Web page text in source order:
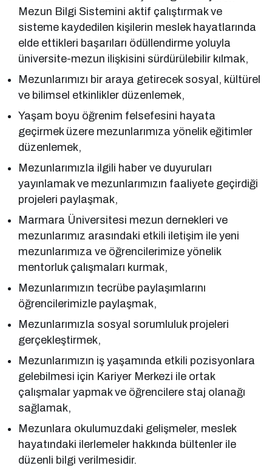
Mezun Bilgi Sistemini aktif çalıştırmak ve
sisteme kaydedilen kişilerin meslek hayatlarında
elde ettikleri başarıları ödüllendirme yoluyla
üniversite-mezun ilişkisini sürdürülebilir kılmak,
Mezunlarımızı bir araya getirecek sosyal, kültürel
ve bilimsel etkinlikler düzenlemek,
Yaşam boyu öğrenim felsefesini hayata
geçirmek üzere mezunlarımıza yönelik eğitimler
düzenlemek,
Mezunlarımızla ilgili haber ve duyuruları
yayınlamak ve mezunlarımızın faaliyete geçirdiği
projeleri paylaşmak,
Marmara Üniversitesi mezun dernekleri ve
mezunlarımız arasındaki etkili iletişim ile yeni
mezunlarımıza ve öğrencilerimize yönelik
mentorluk çalışmaları kurmak,
Mezunlarımızın tecrübe paylaşımlarını
öğrencilerimizle paylaşmak,
Mezunlarımızla sosyal sorumluluk projeleri
gerçekleştirmek,
Mezunlarımızın iş yaşamında etkili pozisyonlara
gelebilmesi için Kariyer Merkezi ile ortak
çalışmalar yapmak ve öğrencilere staj olanağı
sağlamak,
Mezunlara okulumuzdaki gelişmeler, meslek
hayatındaki ilerlemeler hakkında bültenler ile
düzenli bilgi verilmesidir.